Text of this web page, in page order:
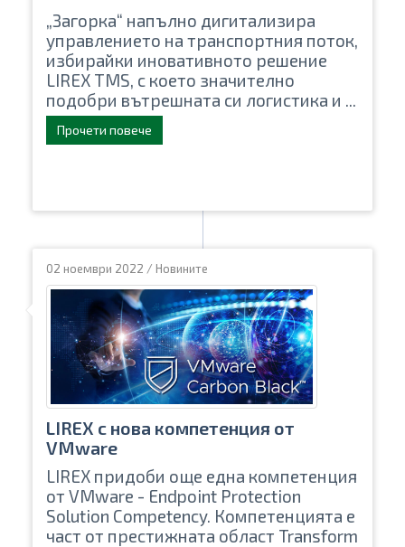
„Загорка“ напълно дигитализира
управлението на транспортния поток,
избирайки иновативното решение
LIREX TMS, с което значително
подобри вътрешната си логистика и ...
Прочети повече
02 ноември 2022 / Новините
LIREX с нова компетенция от
VMware
LIREX придоби още една компетенция
от VMware - Endpoint Protection
Solution Competency. Компетенцията е
част от престижната област Transform